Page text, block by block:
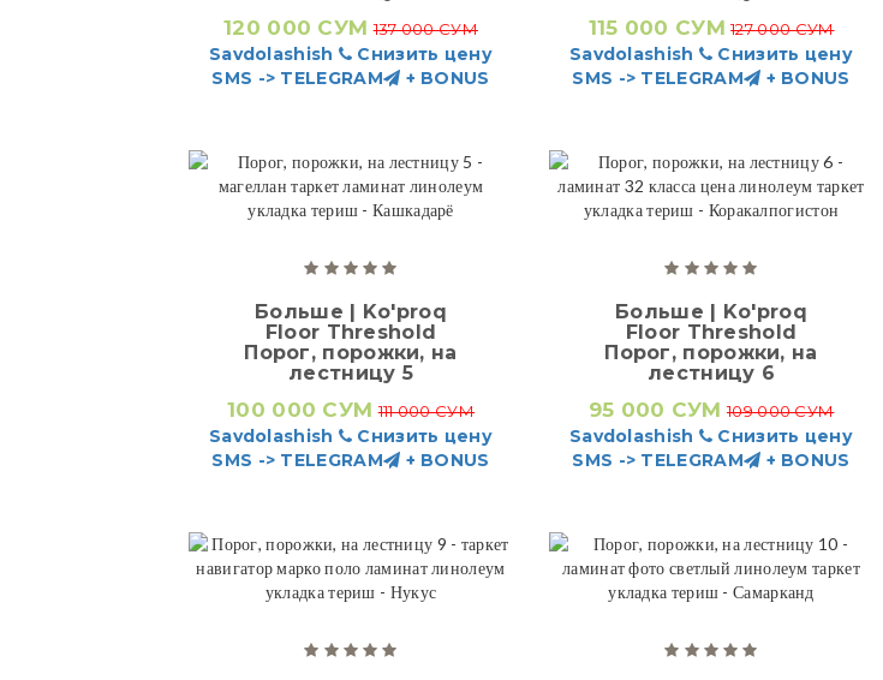
120 000 СУМ 137 000 СУМ
Savdolashish
Снизить цену
SMS -> TELEGRAM
+ BONUS
115 000 СУМ 127 000 СУМ
Savdolashish
Снизить цену
SMS -> TELEGRAM
+ BONUS
Больше | Ko'proq
Floor Threshold
Порог, порожки, на
лестницу 5
100 000 СУМ 111 000 СУМ
Savdolashish
Снизить цену
SMS -> TELEGRAM
+ BONUS
Больше | Ko'proq
Floor Threshold
Порог, порожки, на
лестницу 6
95 000 СУМ 109 000 СУМ
Savdolashish
Снизить цену
SMS -> TELEGRAM
+ BONUS